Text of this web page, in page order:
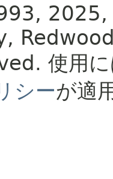
2025,
使用
シーが適